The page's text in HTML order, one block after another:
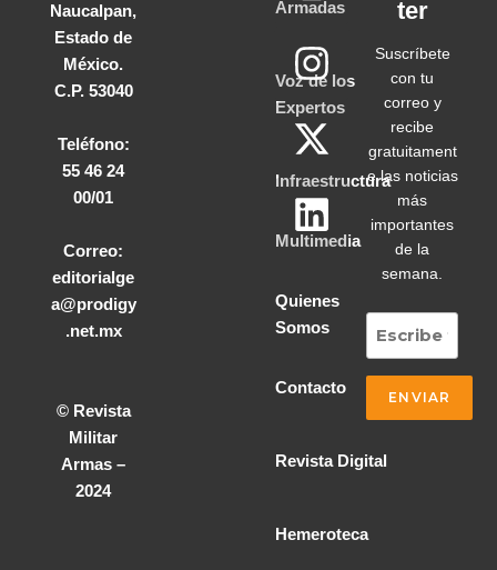
Naucalpan,
Estado de
México.
C.P. 53040
Teléfono:
55 46 24
00/01
Correo:
editorialge
a@prodigy
.net.mx
© Revista
Militar
Armas –
2024
Armadas
Voz de los
Expertos
Infraestructura
Multimedia
Quienes
Somos
Contacto
Revista Digital
Hemeroteca
ter
Suscríbete
con tu
correo y
recibe
gratuitament
e las noticias
más
importantes
de la
semana.